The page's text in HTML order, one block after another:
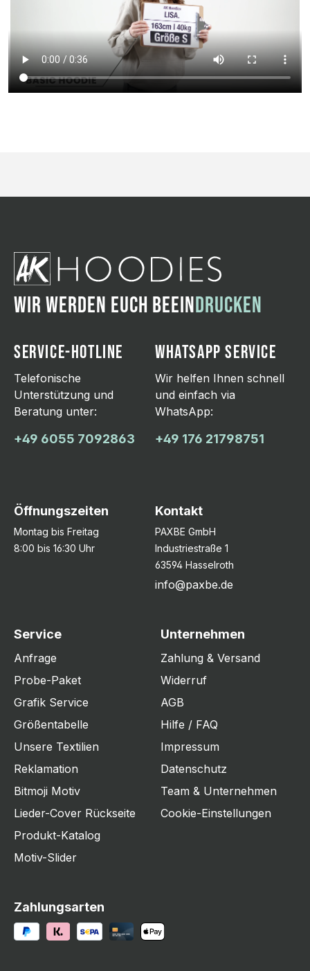
WIR WERDEN EUCH BEEINDRUCKEN
SERVICE-HOTLINE
Telefonische
Unterstützung und
Beratung unter:
+49 6055 7092863
WHATSAPP SERVICE
Wir helfen Ihnen schnell
und einfach via
WhatsApp:
+49 176 21798751
Öffnungszeiten
Montag bis Freitag
8:00 bis 16:30 Uhr
Kontakt
PAXBE GmbH
Industriestraße 1
63594 Hasselroth
info@paxbe.de
Service
Anfrage
Probe-Paket
Grafik Service
Größentabelle
Unsere Textilien
Reklamation
Bitmoji Motiv
Lieder-Cover Rückseite
Produkt-Katalog
Motiv-Slider
Unternehmen
Zahlung & Versand
Widerruf
AGB
Hilfe / FAQ
Impressum
Datenschutz
Team & Unternehmen
Cookie-Einstellungen
Zahlungsarten